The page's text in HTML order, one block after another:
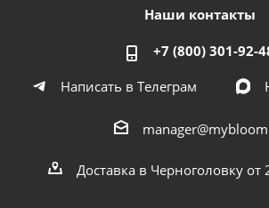
Наши контакты
+7 (800) 301-92-
Написать в Телеграм
Доставка в Черноголовку от